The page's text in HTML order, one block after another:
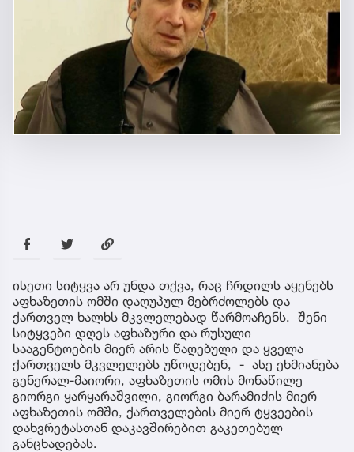
ისეთი სიტყვა არ უნდა თქვა, რაც ჩრდილს აყენებს
აფხაზეთის ომში დაღუპულ მებრძოლებს და
ქართველ ხალხს მკვლელებად წარმოაჩენს. შენი
სიტყვები დღეს აფხაზური და რუსული
სააგენტოების მიერ არის წაღებული და ყველა
ქართველს მკვლელებს უწოდებენ, - ასე ეხმიანება
გენერალ-მაიორი, აფხაზეთის ომის მონაწილე
გიორგი ყარყარაშვილი, გიორგი ბარამიძის მიერ
აფხაზეთის ომში, ქართველების მიერ ტყვეების
დახვრეტასთან დაკავშირებით გაკეთებულ
განცხადებას.